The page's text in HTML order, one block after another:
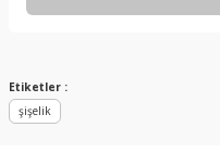
Etiketler :
şişelik